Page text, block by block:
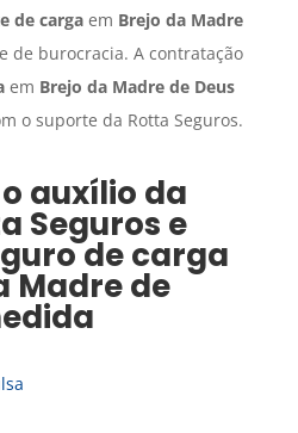
de cargaem Brejo da Madre
de burocracia. A contratação
em Brejo da Madre de Deus
o suporte da Rotta Seguros.
auxílio da
Seguros e
de carga
Madre de